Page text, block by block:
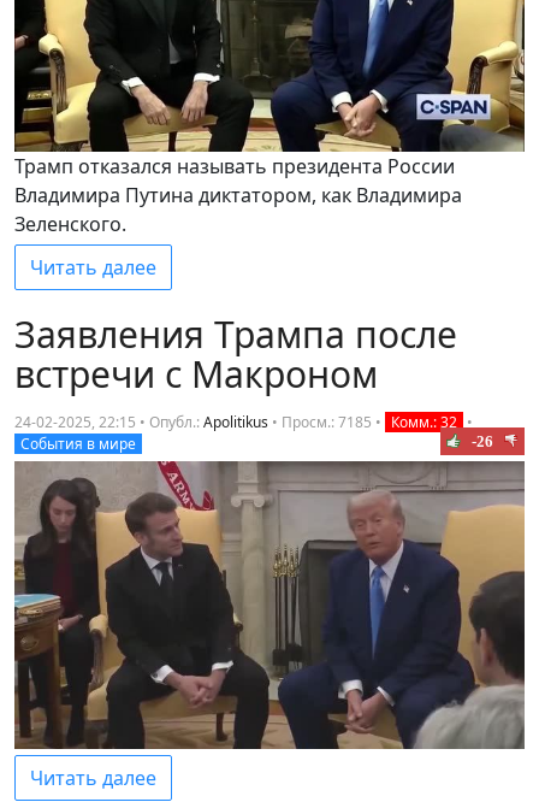
Трамп отказался называть президента России
Владимира Путина диктатором, как Владимира
Зеленского.
Читать далее
Заявления Трампа после
встречи с Макроном
24-02-2025, 22:15 • Опубл.:Apolitikus • Просм.: 7185 • Комм.: 32 •
События в мире
-26
Читать далее